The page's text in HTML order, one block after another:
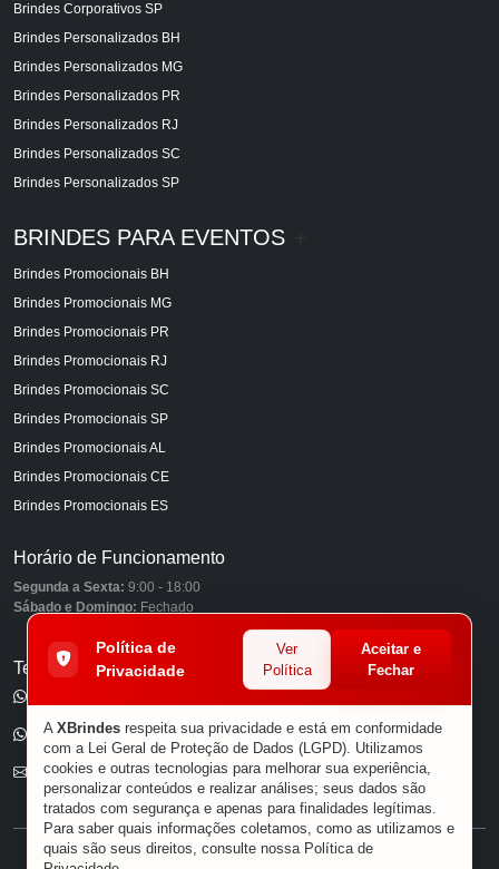
Brindes Corporativos SP
Brindes Personalizados BH
Brindes Personalizados MG
Brindes Personalizados PR
Brindes Personalizados RJ
Brindes Personalizados SC
Brindes Personalizados SP
BRINDES PARA EVENTOS
Brindes Promocionais BH
Brindes Promocionais MG
Brindes Promocionais PR
Brindes Promocionais RJ
Brindes Promocionais SC
Brindes Promocionais SP
Brindes Promocionais AL
Brindes Promocionais CE
Brindes Promocionais ES
Horário de Funcionamento
Segunda a Sexta: 9:00 - 18:00
Sábado e Domingo: Fechado
Telefones
(11) 96585-7462
E-mail
® XBRINDES
Política de
Privacidade
Ver
Política
Aceitar e
Fechar
A XBrindes respeita sua privacidade e está em conformidade
com a Lei Geral de Proteção de Dados (LGPD). Utilizamos
cookies e outras tecnologias para melhorar sua experiência,
personalizar conteúdos e realizar análises; seus dados são
tratados com segurança e apenas para finalidades legítimas.
Para saber quais informações coletamos, como as utilizamos e
quais são seus direitos, consulte nossa Política de